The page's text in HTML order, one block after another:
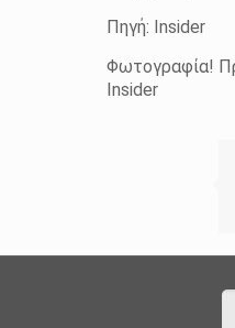
Πηγή: Insider
Φωτογραφία!
Insider